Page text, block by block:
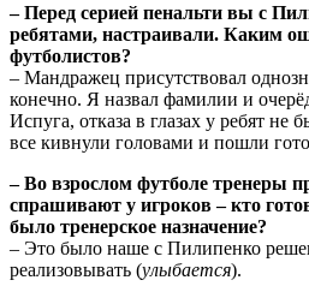
– Перед серией пенальти вы с
ребятами, настраивали. Каким
футболистов?
– Мандражец присутствовал
конечно. Я назвал фамилии и
Испуга, отказа в глазах у ребят не
все кивнули головами и пошли
– Во взрослом футболе тренеры
спрашивают у игроков – кто
было тренерское назначение?
– Это было наше с Пилипенко
реализовывать (улыбается).